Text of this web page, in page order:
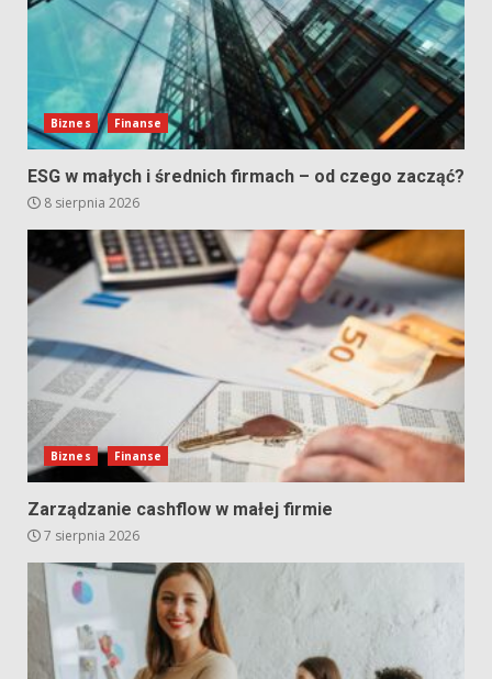
Biznes Finanse
ESG w małych i średnich firmach – od czego zacząć?
8 sierpnia 2026
Biznes Finanse
Zarządzanie cashflow w małej firmie
7 sierpnia 2026